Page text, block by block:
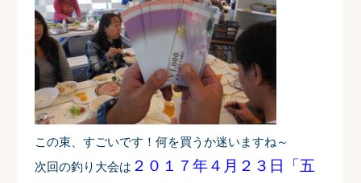
この束、すごいです！何を買うか迷いますね～
次回の釣り大会は ２０１７年４月２３日「五